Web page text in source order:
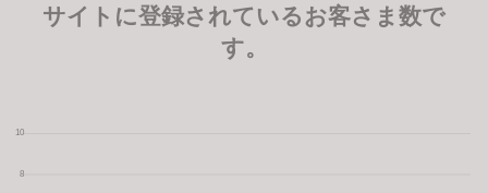
サイトに登録されているお客さま数で
す。